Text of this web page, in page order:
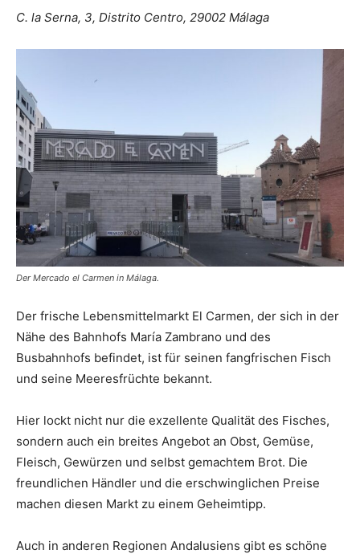
C. la Serna, 3, Distrito Centro, 29002 Málaga
Der Mercado el Carmen in Málaga.
Der frische Lebensmittelmarkt El Carmen, der sich in der
Nähe des Bahnhofs María Zambrano und des
Busbahnhofs befindet, ist für seinen fangfrischen Fisch
und seine Meeresfrüchte bekannt.
Hier lockt nicht nur die exzellente Qualität des Fisches,
sondern auch ein breites Angebot an Obst, Gemüse,
Fleisch, Gewürzen und selbst gemachtem Brot. Die
freundlichen Händler und die erschwinglichen Preise
machen diesen Markt zu einem Geheimtipp.
Auch in anderen Regionen Andalusiens gibt es schöne